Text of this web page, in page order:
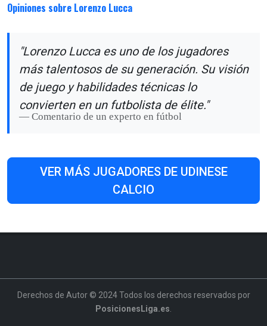
Opiniones sobre Lorenzo Lucca
"Lorenzo Lucca es uno de los jugadores
más talentosos de su generación. Su visión
de juego y habilidades técnicas lo
convierten en un futbolista de élite."
Comentario de un experto en fútbol
VER MÁS JUGADORES DE UDINESE
CALCIO
Derechos de Autor © 2024 Todos los derechos reservados por
PosicionesLiga.es.